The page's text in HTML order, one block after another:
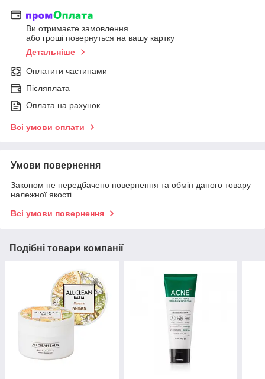
Ви отримаєте замовлення
або гроші повернуться на вашу картку
Детальніше
Оплатити частинами
Післяплата
Оплата на рахунок
Всі умови оплати
Умови повернення
Законом не передбачено повернення та обмін даного товару
належної якості
Всі умови повернення
Подібні товари компанії